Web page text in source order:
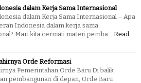
dalam Kerja Sama Internasional
dalam Kerja Sama Internasional – Apa
Indonesia dalam kerja sama
Mari kita cermati materi pemba…
Read
Orde Reformasi
Pemerintahan Orde Baru Di balik
pembangunan di depan, Orde Baru